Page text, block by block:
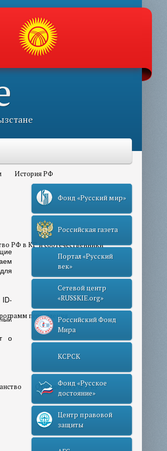
История РФ
РФ в КР и соотечественники
переселения
Отношения РФ и КР
о
Фонд «Русский мир»
Российская газета
Портал «Русский
век»
Сетевой центр
«RUSSKIE.org»
Российский Фонд
Мира
КСРСК
Фонд «Русское
достояние»
Центр правовой
защиты